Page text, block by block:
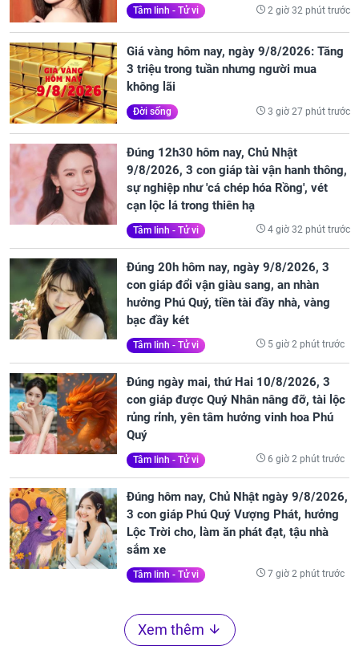
Tâm linh - Tử vi 2 giờ 32 phút trước
Giá vàng hôm nay, ngày 9/8/2026: Tăng
3 triệu trong tuần nhưng người mua
không lãi
Đời sống 3 giờ 27 phút trước
Đúng 12h30 hôm nay, Chủ Nhật
9/8/2026, 3 con giáp tài vận hanh thông,
sự nghiệp như 'cá chép hóa Rồng', vét
cạn lộc lá trong thiên hạ
Tâm linh - Tử vi 4 giờ 32 phút trước
Đúng 20h hôm nay, ngày 9/8/2026, 3
con giáp đổi vận giàu sang, an nhàn
hưởng Phú Quý, tiền tài đầy nhà, vàng
bạc đầy két
Tâm linh - Tử vi 5 giờ 2 phút trước
Đúng ngày mai, thứ Hai 10/8/2026, 3
con giáp được Quý Nhân nâng đỡ, tài lộc
rủng rỉnh, yên tâm hưởng vinh hoa Phú
Quý
Tâm linh - Tử vi 6 giờ 2 phút trước
Đúng hôm nay, Chủ Nhật ngày 9/8/2026,
3 con giáp Phú Quý Vượng Phát, hưởng
Lộc Trời cho, làm ăn phát đạt, tậu nhà
sắm xe
Tâm linh - Tử vi 7 giờ 2 phút trước
Xem thêm